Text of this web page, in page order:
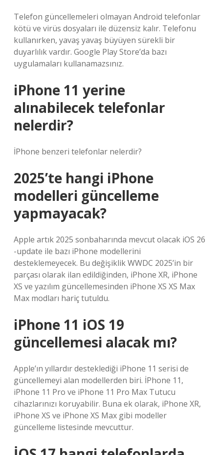
Telefon güncellemeleri olmayan Android telefonlar
kötü ve virüs dosyaları ile düzensiz kalır. Telefonu
kullanırken, yavaş yavaş büyüyen sürekli bir
duyarlılık vardır. Google Play Store’da bazı
uygulamaları kullanamazsınız.
iPhone 11 yerine
alınabilecek telefonlar
nelerdir?
İPhone benzeri telefonlar nelerdir?
2025’te hangi iPhone
modelleri güncelleme
yapmayacak?
Apple artık 2025 sonbaharında mevcut olacak iOS 26
-update ile bazı iPhone modellerini
desteklemeyecek. Bu değişiklik WWDC 2025’in bir
parçası olarak ilan edildiğinden, iPhone XR, iPhone
XS ve yazılım güncellemesinden iPhone XS XS Max
Max modları hariç tutuldu.
iPhone 11 iOS 19
güncellemesi alacak mı?
Apple’ın yıllardır desteklediği iPhone 11 serisi de
güncellemeyi alan modellerden biri. İPhone 11,
iPhone 11 Pro ve iPhone 11 Pro Max Tutucu
cihazlarınızı koruyabilir. Buna ek olarak, iPhone XR,
iPhone XS ve iPhone XS Max gibi modeller
güncelleme listesinde mevcuttur.